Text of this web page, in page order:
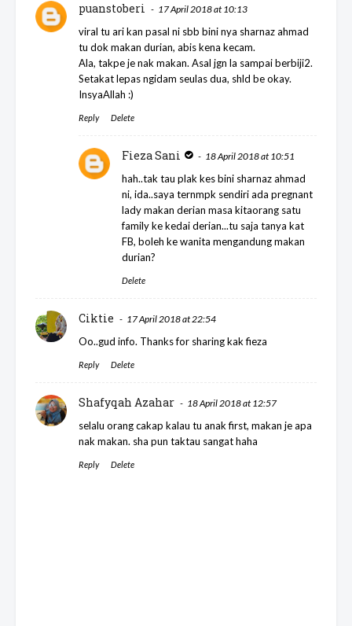
puanstoberi 17 April 2018 at 10:13
viral tu ari kan pasal ni sbb bini nya sharnaz ahmad
tu dok makan durian, abis kena kecam.
Ala, takpe je nak makan. Asal jgn la sampai berbiji2.
Setakat lepas ngidam seulas dua, shld be okay.
InsyaAllah :)
Reply Delete
Fieza Sani 18 April 2018 at 10:51
hah..tak tau plak kes bini sharnaz ahmad
ni, ida..saya ternmpk sendiri ada pregnant
lady makan derian masa kitaorang satu
family ke kedai derian...tu saja tanya kat
FB, boleh ke wanita mengandung makan
durian?
Delete
Ciktie 17 April 2018 at 22:54
Oo..gud info. Thanks for sharing kak fieza
Reply Delete
Shafyqah Azahar 18 April 2018 at 12:57
selalu orang cakap kalau tu anak first, makan je apa
nak makan. sha pun taktau sangat haha
Reply Delete